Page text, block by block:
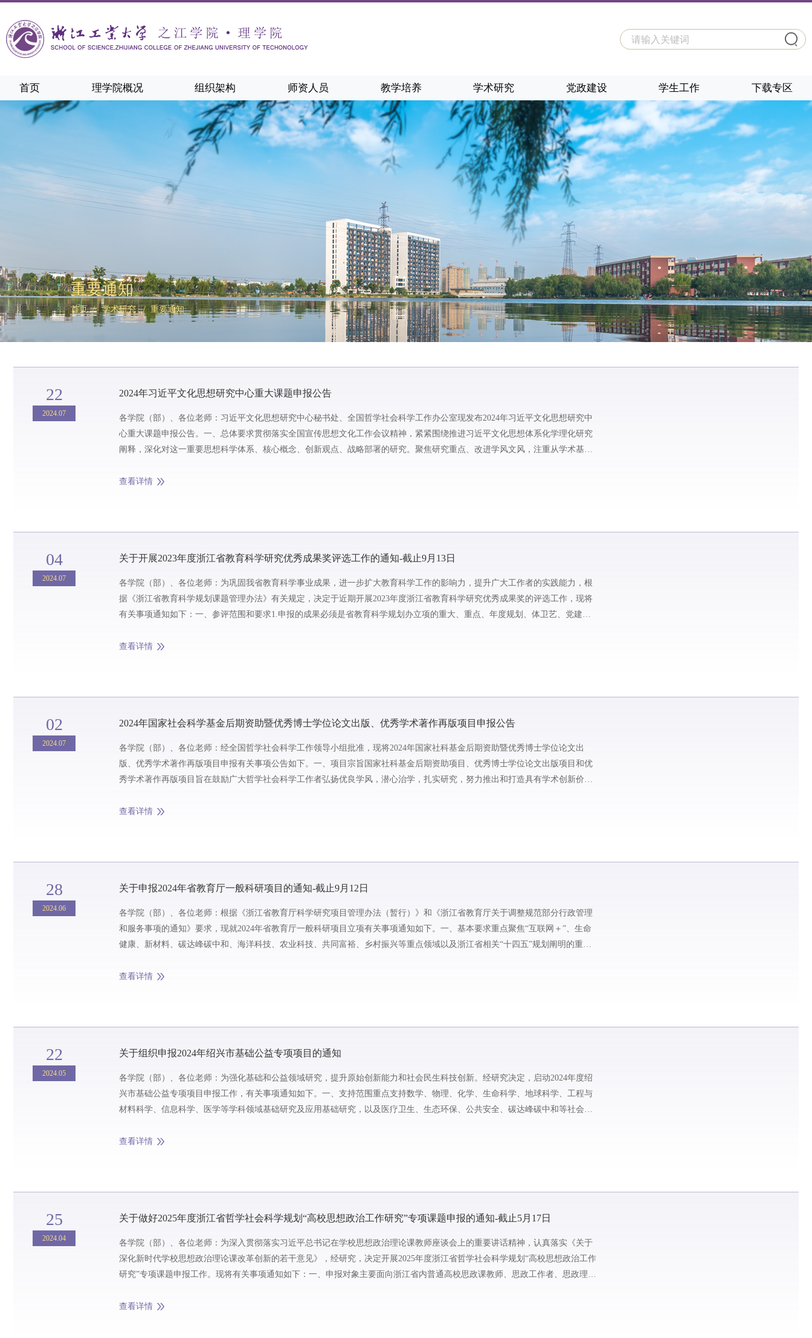
首页 理学院概况 组织架构 师资人员 教学培养 学术研究 党政建设 学生工作 下载专区
重要通知
首页/ 学术研究 /重要通知
22
2024.07
2024年习近平文化思想研究中心重大课题申报公告
各学院（部）、各位老师：习近平文化思想研究中心秘书处、全国哲学社会科学工作办公室现发布2024年习近平文化思想研究中
心重大课题申报公告。一、总体要求贯彻落实全国宣传思想文化工作会议精神，紧紧围绕推进习近平文化思想体系化学理化研究
阐释，深化对这一重要思想科学体系、核心概念、创新观点、战略部署的研究。聚焦研究重点、改进学风文风，注重从学术基
查看详情
04
2024.07
关于开展2023年度浙江省教育科学研究优秀成果奖评选工作的通知-截止9月13日
各学院（部）、各位老师：为巩固我省教育科学事业成果，进一步扩大教育科学工作的影响力，提升广大工作者的实践能力，根
据《浙江省教育科学规划课题管理办法》有关规定，决定于近期开展2023年度浙江省教育科学研究优秀成果奖的评选工作，现将
有关事项通知如下：一、参评范围和要求1.申报的成果必须是省教育科学规划办立项的重大、重点、年度规划、体卫艺、党建等
查看详情
02
2024.07
2024年国家社会科学基金后期资助暨优秀博士学位论文出版、优秀学术著作再版项目申报公告
各学院（部）、各位老师：经全国哲学社会科学工作领导小组批准，现将2024年国家社科基金后期资助暨优秀博士学位论文出
版、优秀学术著作再版项目申报有关事项公告如下。一、项目宗旨国家社科基金后期资助项目、优秀博士学位论文出版项目和优
秀学术著作再版项目旨在鼓励广大哲学社会科学工作者弘扬优良学风，潜心治学，扎实研究，努力推出和打造具有学术创新价值
查看详情
28
2024.06
关于申报2024年省教育厅一般科研项目的通知-截止9月12日
各学院（部）、各位老师：根据《浙江省教育厅科学研究项目管理办法（暂行）》和《浙江省教育厅关于调整规范部分行政管理
和服务事项的通知》要求，现就2024年省教育厅一般科研项目立项有关事项通知如下。一、基本要求重点聚焦“互联网＋”、生命
健康、新材料、碳达峰碳中和、海洋科技、农业科技、共同富裕、乡村振兴等重点领域以及浙江省相关“十四五”规划阐明的重点
查看详情
22
2024.05
关于组织申报2024年绍兴市基础公益专项项目的通知
各学院（部）、各位老师：为强化基础和公益领域研究，提升原始创新能力和社会民生科技创新。经研究决定，启动2024年度绍
兴市基础公益专项项目申报工作，有关事项通知如下。一、支持范围重点支持数学、物理、化学、生命科学、地球科学、工程与
材料科学、信息科学、医学等学科领域基础研究及应用基础研究，以及医疗卫生、生态环保、公共安全、碳达峰碳中和等社会民
查看详情
25
2024.04
关于做好2025年度浙江省哲学社会科学规划“高校思想政治工作研究”专项课题申报的通知-截止5月17日
各学院（部）、各位老师：为深入贯彻落实习近平总书记在学校思想政治理论课教师座谈会上的重要讲话精神，认真落实《关于
深化新时代学校思想政治理论课改革创新的若干意见》，经研究，决定开展2025年度浙江省哲学社会科学规划“高校思想政治工作
研究”专项课题申报工作。现将有关事项通知如下：一、申报对象主要面向浙江省内普通高校思政课教师、思政工作者、思政理论
查看详情